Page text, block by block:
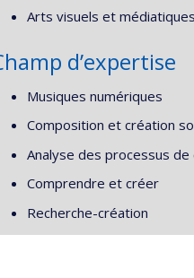
Arts visuels et médiatiques
d’expertise
Musiques numériques
Composition et création
Analyse des processus
Comprendre et créer
Recherche-création